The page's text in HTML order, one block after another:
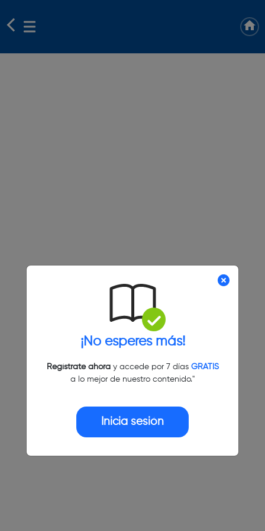
¡No esperes más!
Regístrate ahoray accede por 7 días GRATIS
a lo mejor de nuestro contenido."
Inicia sesión